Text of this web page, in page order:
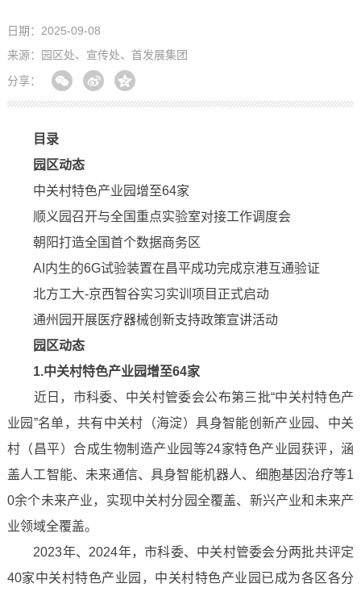
日期：2025-09-08
来源：园区处、宣传处、首发展集团
分享：
目录
园区动态
中关村特色产业园增至64家
顺义园召开与全国重点实验室对接工作调度会
朝阳打造全国首个数据商务区
AI内生的6G试验装置在昌平成功完成京港互通验证
北方工大-京西智谷实习实训项目正式启动
通州园开展医疗器械创新支持政策宣讲活动
园区动态
1.中关村特色产业园增至64家
近日，市科委、中关村管委会公布第三批“中关村特色产
业园”名单，共有中关村（海淀）具身智能创新产业园、中关
村（昌平）合成生物制造产业园等24家特色产业园获评，涵
盖人工智能、未来通信、具身智能机器人、细胞基因治疗等1
0余个未来产业，实现中关村分园全覆盖、新兴产业和未来产
业领域全覆盖。
2023年、2024年，市科委、中关村管委会分两批共评定
40家中关村特色产业园，中关村特色产业园已成为各区各分